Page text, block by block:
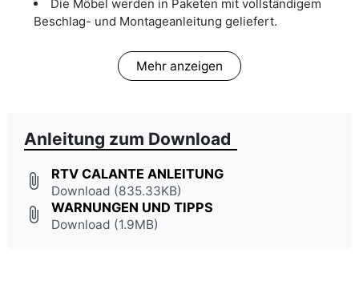
Die Möbel werden in Paketen mit vollständigem
Beschlag- und Montageanleitung geliefert.
Mehr anzeigen
Anleitung zum Download
attach_file RTV CALANTE ANLEITUNG
Download (835.33KB)
attach_file WARNUNGEN UND TIPPS
Download (1.9MB)